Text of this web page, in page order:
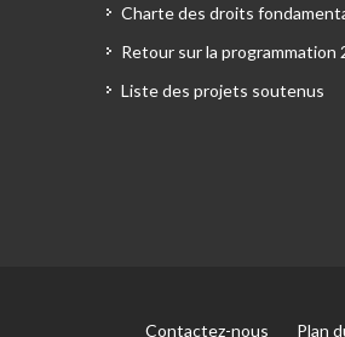
Charte des droits
Retour sur la programmation
Liste des projets soutenus
Contactez-nous Plan